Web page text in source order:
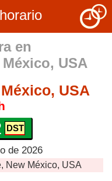
horario
en
USA
USA
de 2026
New México, USA